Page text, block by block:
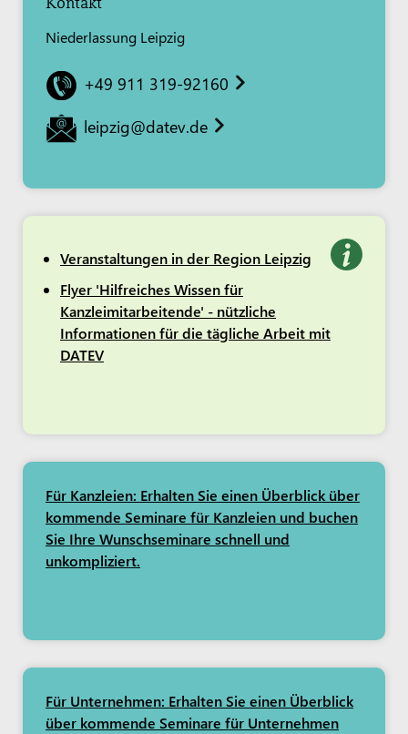
Niederlassung Leipzig
+49 911 319-92160
leipzig@datev.de
Veranstaltungen in der Region Leipzig
Flyer 'Hilfreiches Wissen für
Kanzleimitarbeitende' - nützliche
Informationen für die tägliche Arbeit mit
DATEV
Für Kanzleien: Erhalten Sie einen Überblick über
kommende Seminare für Kanzleien und buchen
Sie Ihre Wunschseminare schnell und
unkompliziert.
Für Unternehmen: Erhalten Sie einen Überblick
über kommende Seminare für Unternehmen